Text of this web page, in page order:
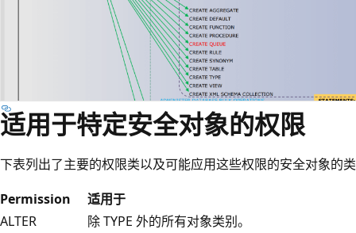
适用于特定安全对象的权限
下表列出了主要的权限类以及可能应用这些权限的安全对象的
Permission
适用于
ALTER
除 TYPE 外的所有对象类别。